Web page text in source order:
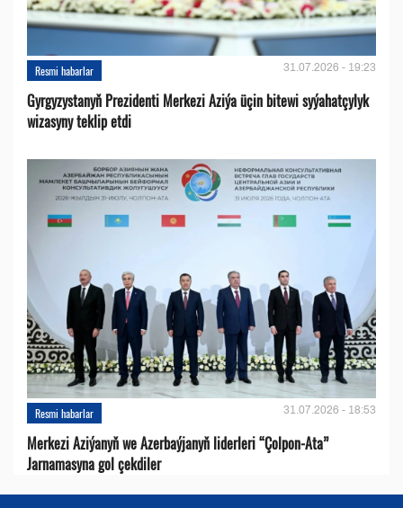
Resmi habarlar 31.07.2026 - 19:23
Gyrgyzystanyň Prezidenti Merkezi Aziýa üçin bitewi syýahatçylyk
wizasyny teklip etdi
Resmi habarlar 31.07.2026 - 18:53
Merkezi Aziýanyň we Azerbaýjanyň liderleri “Çolpon-Ata”
Jarnamasyna gol çekdiler